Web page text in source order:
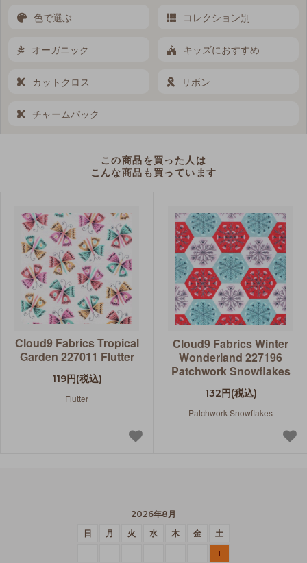
色で選ぶ コレクション別
オーガニック キッズにおすすめ
カットクロス リボン
チャームパック
この商品を買った人は
こんな商品も買っています
Cloud9 Fabrics Tropical
Garden 227011 Flutter
119円(税込)
Flutter
Cloud9 Fabrics Winter
Wonderland 227196
Patchwork Snowflakes
132円(税込)
Patchwork Snowflakes
2026年8月
日
月 火 水 木 金
土
1